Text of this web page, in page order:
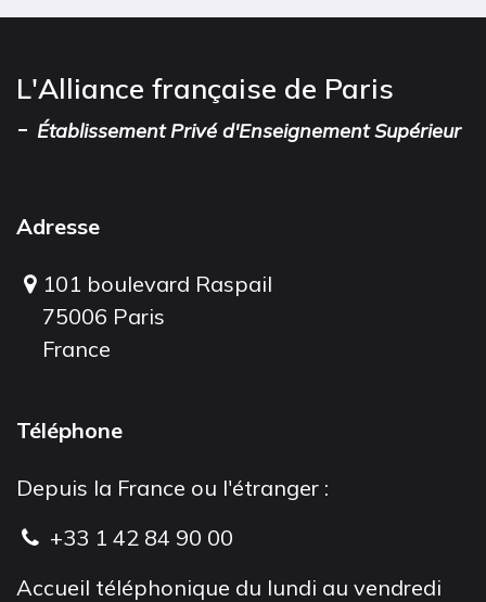
L'Alliance française de Paris
- Établissement Privé d'Enseignement Supérieur
Adresse
101 boulevard Raspail
75006 Paris
France
Téléphone
Depuis la France ou l'étranger :
+33 1 42 84 90 00
Accueil téléphonique du lundi au vendredi